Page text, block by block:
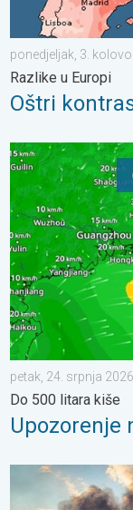
ponedjeljak, 3.
Razlike u Europi
Oštri
Upozorenje na
petak, 24. srpnja 2026.
Do 500 litara kiše
Upozorenje
Olujni vjetar